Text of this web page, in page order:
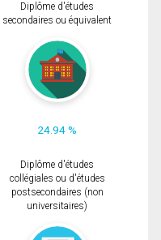
Diplôme d'études
secondaires ou équivalent
24.94 %
Diplôme d'études
collégiales ou d'études
postsecondaires (non
universitaires)